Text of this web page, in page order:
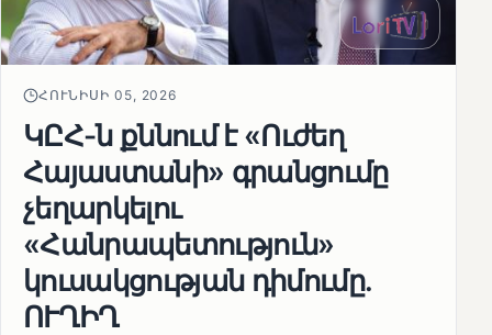
ՀՈՒՆԻՍԻ 05, 2026
ԿԸՀ-ն քննում է «Ուժեղ
Հայաստանի» գրանցումը
չեղարկելու
«Հանրապետություն»
կուսակցության դիմումը.
ՈՒՂԻՂ